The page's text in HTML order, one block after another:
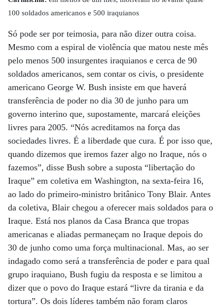
100 soldados americanos e 500 iraquianos
Só pode ser por teimosia, para não dizer outra coisa.
Mesmo com a espiral de violência que matou neste mês
pelo menos 500 insurgentes iraquianos e cerca de 90
soldados americanos, sem contar os civis, o presidente
americano George W. Bush insiste em que haverá
transferência de poder no dia 30 de junho para um
governo interino que, supostamente, marcará eleições
livres para 2005. “Nós acreditamos na força das
sociedades livres. É a liberdade que cura. É por isso que,
quando dizemos que iremos fazer algo no Iraque, nós o
fazemos”, disse Bush sobre a suposta “libertação do
Iraque” em coletiva em Washington, na sexta-feira 16,
ao lado do primeiro-ministro britânico Tony Blair. Antes
da coletiva, Blair chegou a oferecer mais soldados para o
Iraque. Está nos planos da Casa Branca que tropas
americanas e aliadas permaneçam no Iraque depois do
30 de junho como uma força multinacional. Mas, ao ser
indagado como será a transferência de poder e para qual
grupo iraquiano, Bush fugiu da resposta e se limitou a
dizer que o povo do Iraque estará “livre da tirania e da
tortura”. Os dois líderes também não foram claros